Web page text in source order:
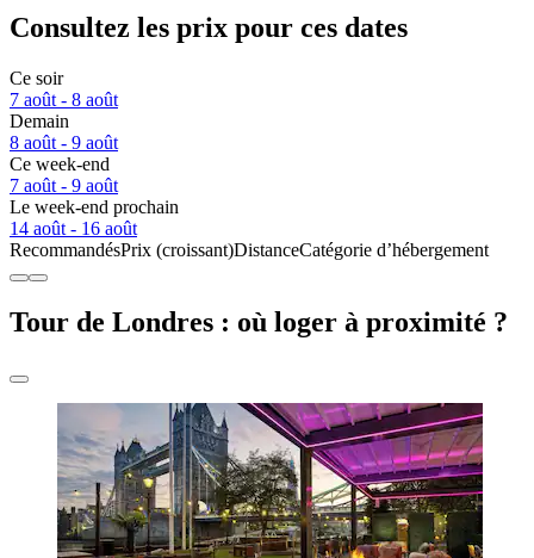
Consultez les prix pour ces dates
Ce soir
7 août - 8 août
Demain
8 août - 9 août
Ce week-end
7 août - 9 août
Le week-end prochain
14 août - 16 août
RecommandésPrix (croissant)DistanceCatégorie d’hébergement
Tour de Londres : où loger à proximité ?